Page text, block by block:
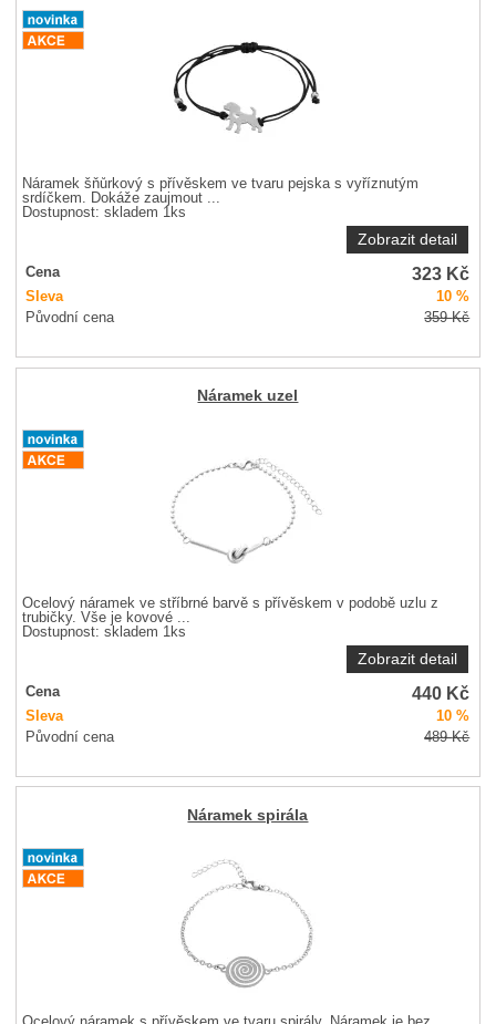
Náramek šňůrkový s přívěskem ve tvaru pejska s vyříznutým
srdíčkem. Dokáže zaujmout ...
Dostupnost:skladem 1ks
Zobrazit detail
Cena 323 Kč
Sleva
10 %
Původní cena
359Kč
Náramek uzel
Ocelový náramek ve stříbrné barvě s přívěskem v podobě uzlu z
trubičky. Vše je kovové ...
Dostupnost:skladem 1ks
Zobrazit detail
Cena 440 Kč
Sleva
10 %
Původní cena
489Kč
Náramek spirála